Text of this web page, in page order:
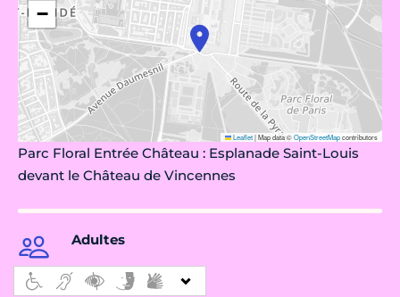
−
Leaflet|Map data ©OpenStreetMapcontributors
Parc Floral Entrée Château : Esplanade Saint-Louis
devant le Château de Vincennes
Adultes